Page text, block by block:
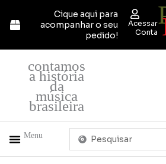
para
Cique aqui para
acompanhar o seu
pedido!
Acessar
Conta
contamos
a história
da
música
brasileira
Menu
Pesquisar